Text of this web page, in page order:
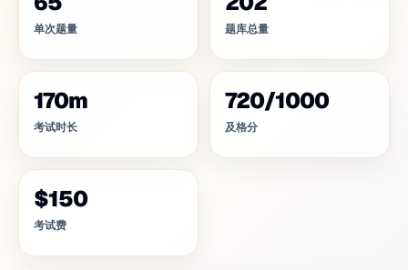
单次题量 题库总量
170m
考试时长
720/1000
及格分
$150
考试费